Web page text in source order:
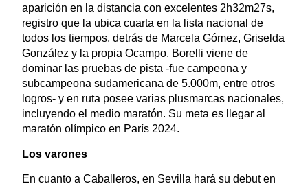
aparición en la distancia con excelentes 2h32m27s,
registro que la ubica cuarta en la lista nacional de
todos los tiempos, detrás de Marcela Gómez, Griselda
González y la propia Ocampo. Borelli viene de
dominar las pruebas de pista -fue campeona y
subcampeona sudamericana de 5.000m, entre otros
logros- y en ruta posee varias plusmarcas nacionales,
incluyendo el medio maratón. Su meta es llegar al
maratón olímpico en París 2024.
Los varones
En cuanto a Caballeros, en Sevilla hará su debut en